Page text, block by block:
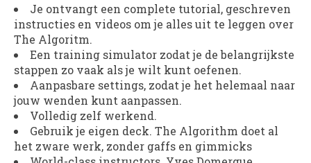
Je ontvangt een complete tutorial, geschreven
instructies en videos om je alles uit te leggen over
The Algoritm.
Een training simulator zodat je de belangrijkste
stappen zo vaak als je wilt kunt oefenen.
Aanpasbare settings, zodat je het helemaal naar
jouw wenden kunt aanpassen.
Volledig zelf werkend.
Gebruik je eigen deck. The Algorithm doet al
het zware werk, zonder gaffs en gimmicks